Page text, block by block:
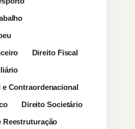
Direito Fiscal
e Contraordenacional
Direito Societário
Reestruturação